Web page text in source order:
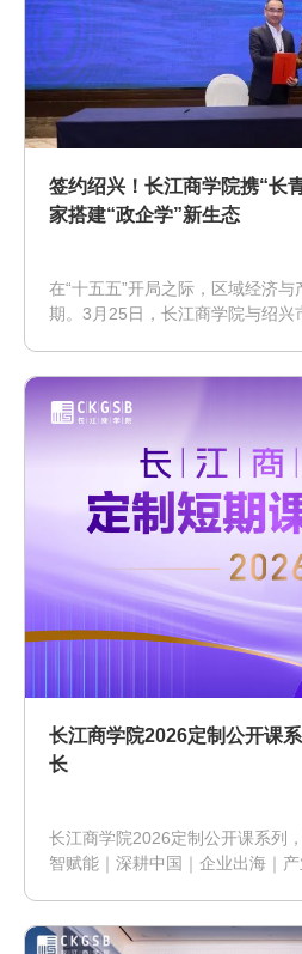
签约绍兴！长江商学院携“长
家搭建“政企学”新生态
在“十五五”开局之际，区域经济
期。3月25日，长江商学院与绍兴
长江商学院2026定制公开课
长
长江商学院2026定制公开课系列
智赋能｜深耕中国｜企业出海｜产